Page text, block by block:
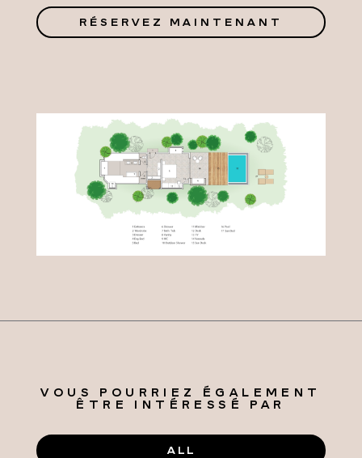
RÉSERVEZ MAINTENANT
VOUS POURRIEZ ÉGALEMENT
ÊTRE INTÉRESSÉ PAR
ALL